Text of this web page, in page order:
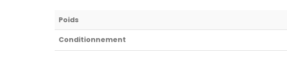
Poids
Conditionnement